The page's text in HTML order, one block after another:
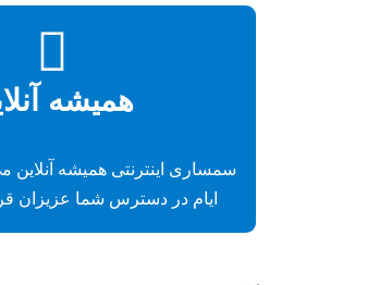
همیشه
سمساری اینترنتی همیشه آنلاین
ایام در دسترس شما عزیزان